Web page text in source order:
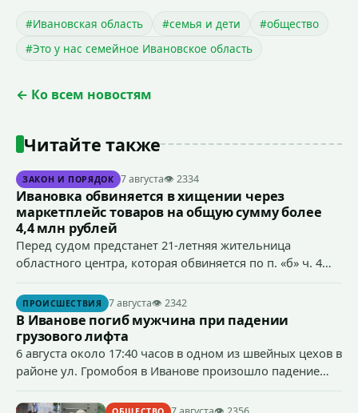
#Ивановская область #семья и дети
#общество
#Это у нас семейное Ивановское область
← Ко всем новостям
Читайте также
ЗАКОН И ПОРЯДОК 7 августа👁 2334
Ивановка обвиняется в хищении через
маркетплейс товаров на общую сумму более
4,4 млн рублей
Перед судом предстанет 21-летняя жительница
областного центра, которая обвиняется по п. «б» ч. 4
сумму более 4,4 млн рублей через маркетплейс.
ПРОИСШЕСТВИЯ 7 августа👁 2342
В Иванове погиб мужчина при падении
грузового лифта
6 августа около 17:40 часов в одном из швейных цехов в
районе ул. Громобоя в Иванове произошло падение